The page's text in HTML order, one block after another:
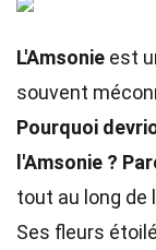
L'Amsonie est
souvent
Pourquoi
l'Amsonie ?
tout au long de
Ses fleurs